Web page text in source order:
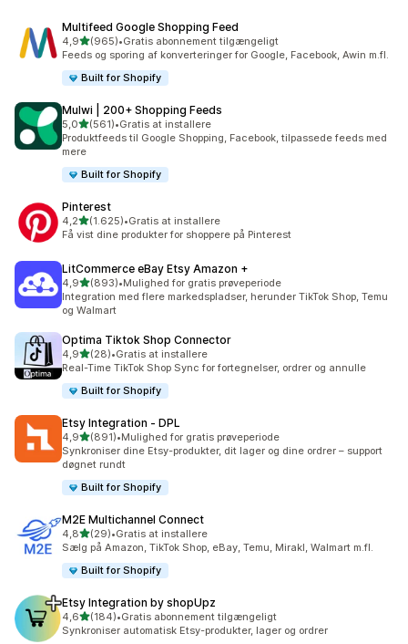
Multifeed Google Shopping Feed
4,9ud af 5 stjerner
(965)
965 anmeldelser i alt
•Gratis abonnement tilgængeligt
Feeds og sporing af konverteringer for Google, Facebook, Awin m.fl.
Built for Shopify
Mulwi | 200+ Shopping Feeds
5,0ud af 5 stjerner
(561)
561 anmeldelser i alt
•Gratis at installere
Produktfeeds til Google Shopping, Facebook, tilpassede feeds med
mere
Built for Shopify
Pinterest
4,2ud af 5 stjerner
(1.625)
1625 anmeldelser i alt
•Gratis at installere
Få vist dine produkter for shoppere på Pinterest
LitCommerce eBay Etsy Amazon +
4,9ud af 5 stjerner
(893)
893 anmeldelser i alt
•Mulighed for gratis prøveperiode
Integration med flere markedspladser, herunder TikTok Shop, Temu
og Walmart
Optima Tiktok Shop Connector
4,9ud af 5 stjerner
(28)
28 anmeldelser i alt
•Gratis at installere
Real-Time TikTok Shop Sync for fortegnelser, ordrer og annulle
Built for Shopify
Etsy Integration ‑ DPL
4,9ud af 5 stjerner
(891)
891 anmeldelser i alt
•Mulighed for gratis prøveperiode
Synkroniser dine Etsy-produkter, dit lager og dine ordrer – support
døgnet rundt
Built for Shopify
M2E Multichannel Connect
4,8ud af 5 stjerner
(29)
29 anmeldelser i alt
•Gratis at installere
Sælg på Amazon, TikTok Shop, eBay, Temu, Mirakl, Walmart m.fl.
Built for Shopify
Etsy Integration by shopUpz
4,6ud af 5 stjerner
(184)
184 anmeldelser i alt
•Gratis abonnement tilgængeligt
Synkroniser automatisk Etsy-produkter, lager og ordrer